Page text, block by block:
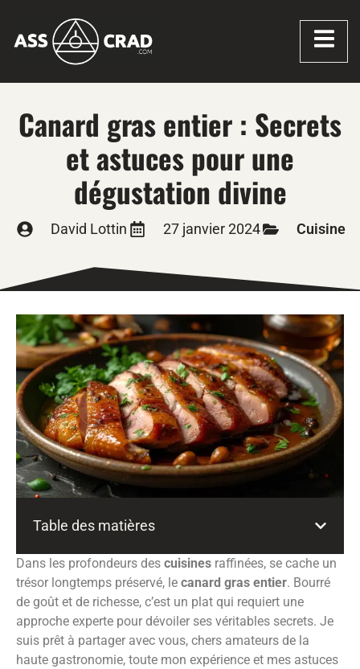
Canard gras entier : Secrets
et astuces pour une
dégustation divine
David Lottin 27 janvier 2024 Cuisine
Table des matières
Dans les profondeurs des cuisines raffinées, se cache un
trésor longtemps préservé, le canard gras entier. Bourré
de goût et de richesse, c’est un plat qui requiert une
approche experte pour dévoiler ses véritables secrets. Je
suis prêt à partager avec vous, chers amateurs de la
haute gastronomie, toute mon expérience et mes astuces